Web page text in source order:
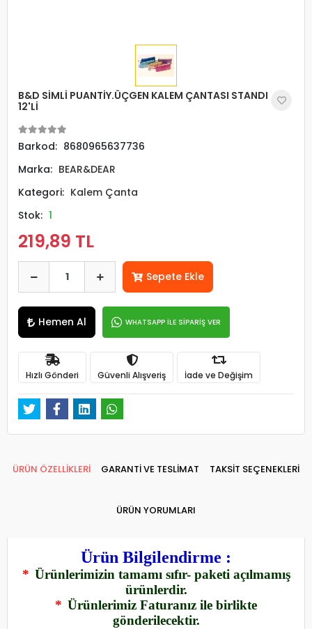
B&D SİMLİ PUANTİY.ÜÇGEN KALEM ÇANTASI STANDI
12'Lİ
Barkod: 8680965637736
Marka: BEAR&DEAR
Kategori: Kalem Çanta
Stok: 1
219,89 TL
Sepete Ekle
Hemen Al WHATSAPP İLE SİPARİŞ VER
Hızlı Gönderi Güvenli Alışveriş İade ve Değişim
ÜRÜN ÖZELLİKLERİ GARANTİ VE TESLİMAT TAKSİT SEÇENEKLERİ
ÜRÜN YORUMLARI
Ürün Bilgilendirme :
* Ürünlerimizin tamamı sıfır- paketi açılmamış
ürünlerdir.
* Ürünlerimiz Faturanız ile birlikte
gönderilecektir.